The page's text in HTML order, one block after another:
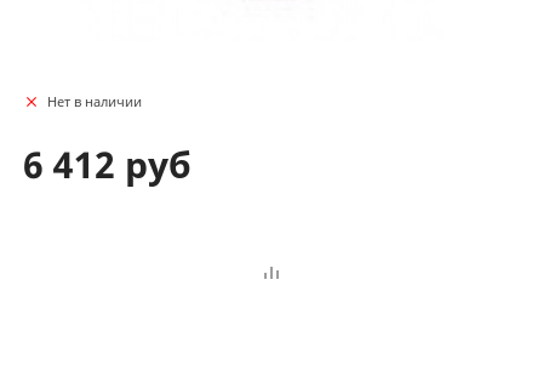
Нет в наличии
6 412 руб